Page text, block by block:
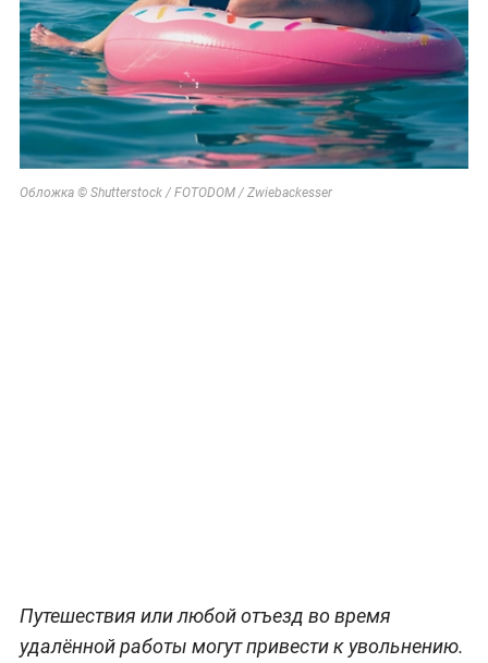
Обложка © Shutterstock / FOTODOM / Zwiebackesser
Путешествия или любой отъезд во время
удалённой работы могут привести к увольнению.